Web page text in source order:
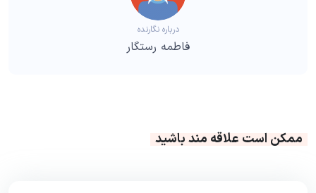
درباره نگارنده
فاطمه رستگار
ممکن است علاقه مند باشید